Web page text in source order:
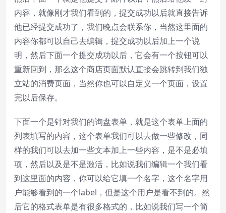
内容，就像刚才我们看到的，提交成功以后就直接告诉
他已经提交成功了，我们晚点会联系你，当然这里面的
内容你都可以自己去编辑，提交成功以后加上一个说
明，然后下面一个提交成功以后，它会有一个按钮可以
重新回到，那么这个商店页面默认直接会跳转到我们独
立站的消费页面，当然你也可以自定义一个页面，设置
完以后保存。
下面一个是针对我们的询盘表单，就是这个表单上面的
列表填写的内容，这个表单我们可以去做一些修改，同
样的我们可以去加一些文本加上一些内容，是不是必填
项，然后以及是不是激活，比如说我们编辑一个我们看
到这里面的内容，你可以给它填一个名字，这个名字用
户能够看到的一个label，但是这个用户是看不到的。然
后它的格式表单是有很多格式的，比如说我们写一个简